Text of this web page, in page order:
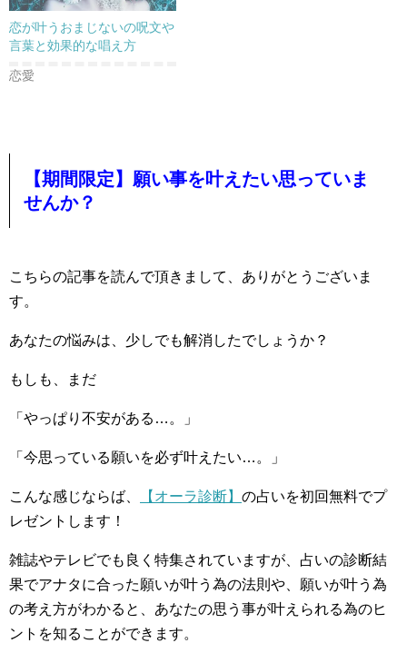
恋が叶うおまじないの呪文や
言葉と効果的な唱え方
恋愛
【期間限定】願い事を叶えたい思っていま
せんか？
こちらの記事を読んで頂きまして、ありがとうございま
す。
あなたの悩みは、少しでも解消したでしょうか？
もしも、まだ
「やっぱり不安がある…。」
「今思っている願いを必ず叶えたい…。」
こんな感じならば、 【オーラ診断】 の占いを初回無料でプ
レゼントします！
雑誌やテレビでも良く特集されていますが、占いの診断結
果でアナタに合った願いが叶う為の法則や、願いが叶う為
の考え方がわかると、あなたの思う事が叶えられる為のヒ
ントを知ることができます。